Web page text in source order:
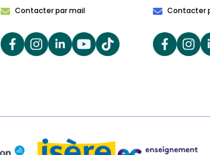
Contacter par mail
Contacter